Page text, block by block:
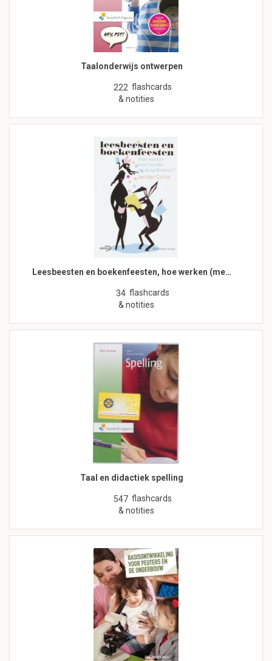
Taalonderwijs ontwerpen
222 flashcards
& notities
Leesbeesten en boekenfeesten, hoe werken (me…
34 flashcards
& notities
Taal en didactiek spelling
547 flashcards
& notities